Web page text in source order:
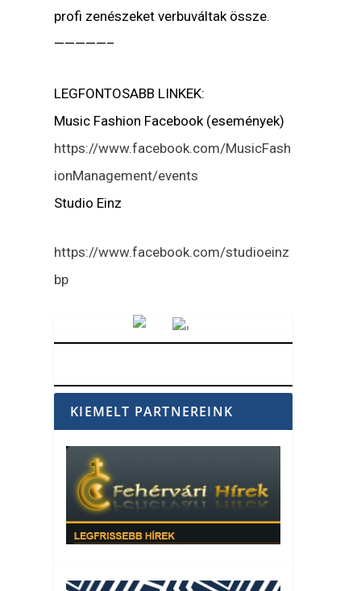
profi zenészeket verbuváltak össze.
—————–
LEGFONTOSABB LINKEK:
Music Fashion Facebook (események)
https://www.facebook.com/MusicFash
ionManagement/events
Studio Einz
https://www.facebook.com/studioeinz
bp
KIEMELT PARTNEREINK